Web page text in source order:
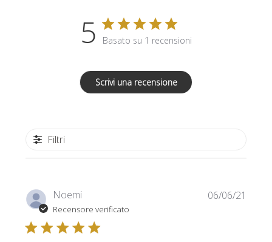
5 Basato su 1 recensioni
Scrivi una recensione
Filtri
Noemi
Recensore verificato
06/06/21